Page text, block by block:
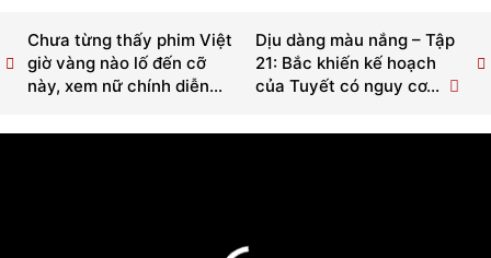
Dịu dàng màu nắng – Tập
21: Bắc khiến kế hoạch
của Tuyết có nguy cơ...
Chưa từng thấy phim Việt
giờ vàng nào lố đến cỡ
này, xem nữ chính diễn...